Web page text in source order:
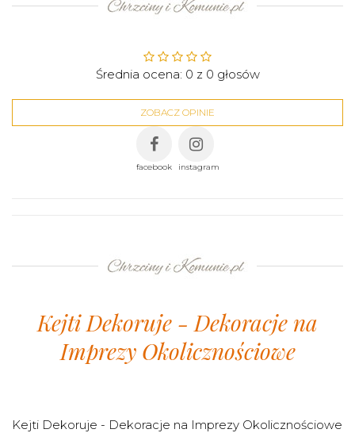
Średnia ocena: 0 z 0 głosów
ZOBACZ OPINIE
facebook instagram
Kejti Dekoruje - Dekoracje na
Imprezy Okolicznościowe
Kejti Dekoruje - Dekoracje na Imprezy Okolicznościowe